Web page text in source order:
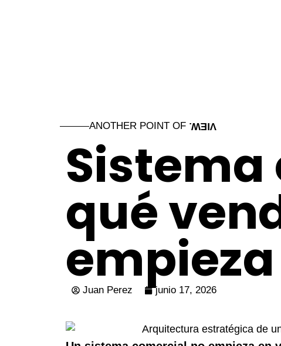
ANOTHER POINT OF VIEW.
qué
Juan Perez junio 17, 2026